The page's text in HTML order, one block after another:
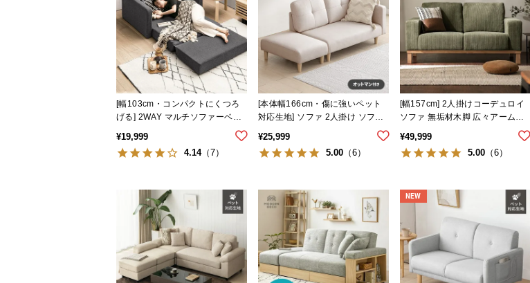
[幅103cm・コンパクトにくつろ
げる] 2WAY マルチソファーベッ
¥19,999
4.14（7）
[本体幅166cm・傷に強いペット
対応生地] ソファ 2人掛け ソファ
¥25,999
5.00（6）
[幅157cm] 2人掛けコーデュロイ
ソファ 無垢材木脚 広々アームレ
¥49,999
5.00（6）
NEW